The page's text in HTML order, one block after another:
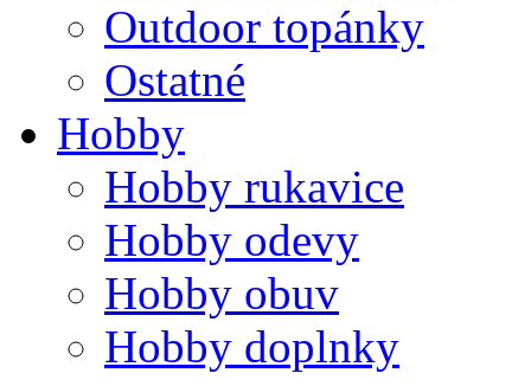
Outdoor topánky
Ostatné
Hobby
Hobby rukavice
Hobby odevy
Hobby obuv
Hobby doplnky